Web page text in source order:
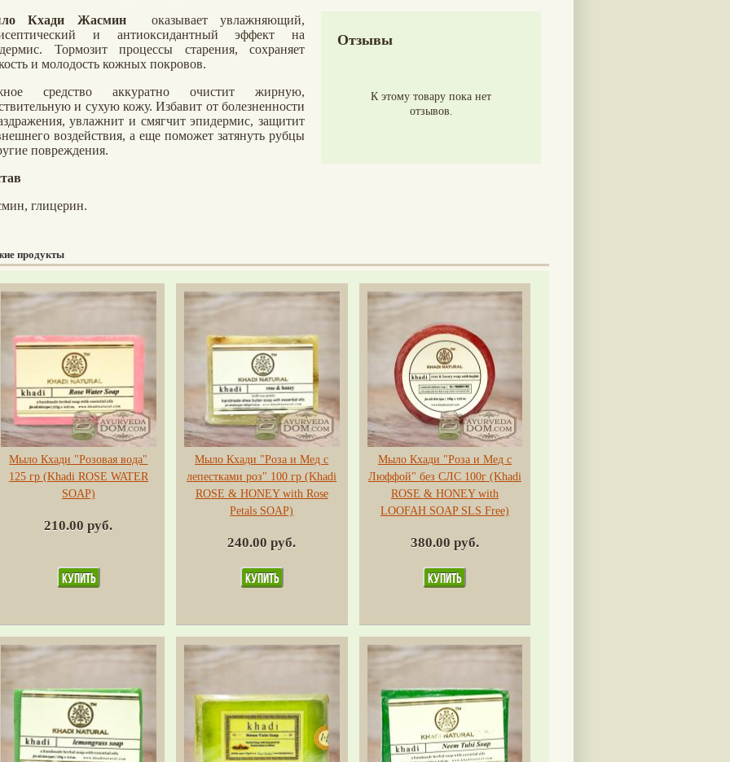
Кхади Жасмин
оказывает увлажняющий,
и антиоксидантный эффект на
Тормозит процессы старения, сохраняет
и молодость кожных покровов.
средство аккуратно очистит жирную,
и сухую кожу. Избавит от болезненности
увлажнит и смягчит эпидермис, защитит
воздействия, а еще поможет затянуть рубцы
повреждения.
глицерин.
Отзывы
К этому товару пока нет
отзывов.
продукты
Мыло Кхади "Розовая вода"
125 гр (Khadi ROSE WATER
SOAP)
210.00 руб.
Мыло Кхади "Роза и Мед с
лепестками роз" 100 гр (Khadi
ROSE & HONEY with Rose
Petals SOAP)
240.00 руб.
Мыло Кхади "Роза и Мед с
Люффой" без СЛС 100г (Khadi
ROSE & HONEY with
LOOFAH SOAP SLS Free)
380.00 руб.